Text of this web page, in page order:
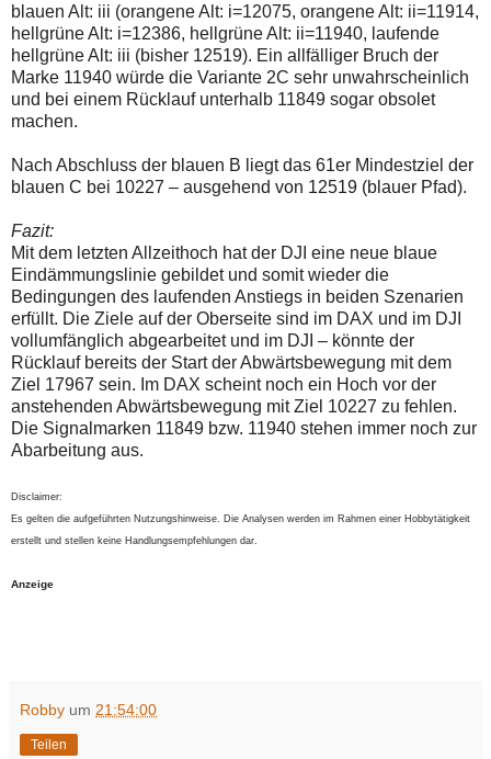
blauen Alt: iii (orangene Alt: i=12075, orangene Alt: ii=11914,
hellgrüne Alt: i=12386, hellgrüne Alt: ii=11940, laufende
hellgrüne Alt: iii (bisher 12519). Ein allfälliger Bruch der
Marke 11940 würde die Variante 2C sehr unwahrscheinlich
und bei einem Rücklauf unterhalb 11849 sogar obsolet
machen.
Nach Abschluss der blauen B liegt das 61er Mindestziel der
blauen C bei 10227 – ausgehend von 12519 (blauer Pfad).
Fazit:
Mit dem letzten Allzeithoch hat der DJI eine neue blaue
Eindämmungslinie gebildet und somit wieder die
Bedingungen des laufenden Anstiegs in beiden Szenarien
erfüllt. Die Ziele auf der Oberseite sind im DAX und im DJI
vollumfänglich abgearbeitet und im DJI – könnte der
Rücklauf bereits der Start der Abwärtsbewegung mit dem
Ziel 17967 sein. Im DAX scheint noch ein Hoch vor der
anstehenden Abwärtsbewegung mit Ziel 10227 zu fehlen.
Die Signalmarken 11849 bzw. 11940 stehen immer noch zur
Abarbeitung aus.
Disclaimer:
Es gelten die aufgeführten Nutzungshinweise. Die Analysen werden im Rahmen einer Hobbytätigkeit
erstellt und stellen keine Handlungsempfehlungen dar.
Anzeige
Robby um 21:54:00
Teilen